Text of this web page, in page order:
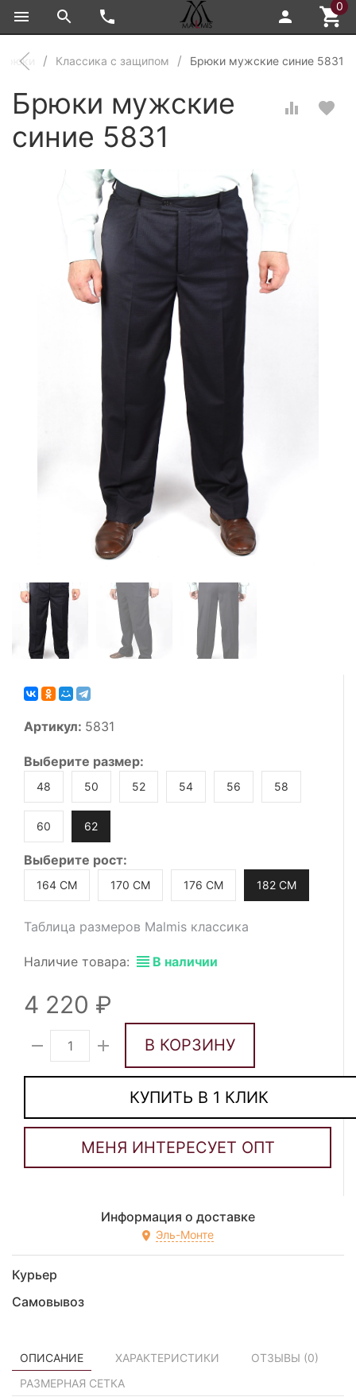
0
Классика с защипом Брюки мужские синие 5831
Брюки мужские
синие 5831
Артикул: 5831
Выберите размер:
48 50 52 54 56 58
60 62
Выберите рост:
164 СМ 170 СМ 176 СМ 182 СМ
Таблица размеров Malmis классика
Наличие товара: В наличии
4 220
В КОРЗИНУ
КУПИТЬ В 1 КЛИК
Информация о доставке
Эль-Монте
Курьер
Самовывоз
ОПИСАНИЕ ХАРАКТЕРИСТИКИ ОТЗЫВЫ (0)
РАЗМЕРНАЯ СЕТКА